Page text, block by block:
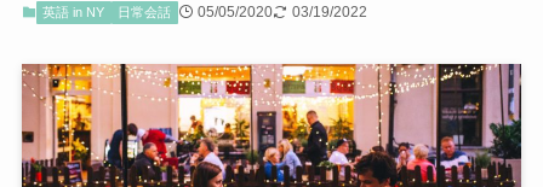
英語 in NY 日常会話 05/05/2020 03/19/2022